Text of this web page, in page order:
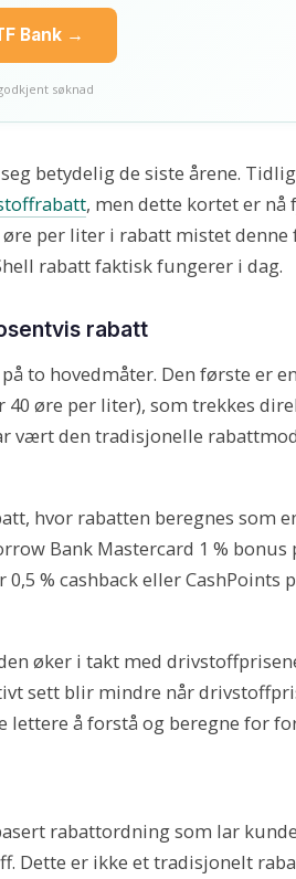
Bank →
søknad
betydelig de siste årene.
, men dette kortet er nå
per liter i rabatt mistet denne
rabatt faktisk fungerer i dag.
rabatt
to hovedmåter. Den første er
øre per liter), som trekkes
vært den tradisjonelle
hvor rabatten beregnes som
Bank Mastercard 1 %
% cashback eller
øker i takt med
sett blir mindre når
å forstå og beregne for
rabattordning som lar
Dette er ikke et tradisjonelt